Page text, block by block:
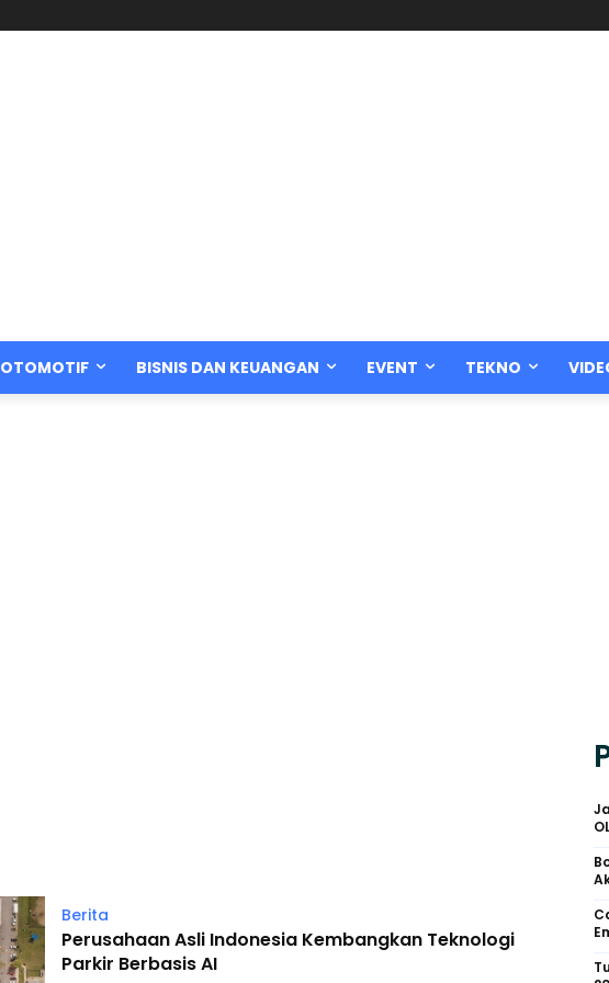
OTOMOTIF BISNIS DAN KEUANGAN EVENT TEKNO
Berita
Perusahaan Asli Indonesia Kembangkan Teknologi
Parkir Berbasis AI